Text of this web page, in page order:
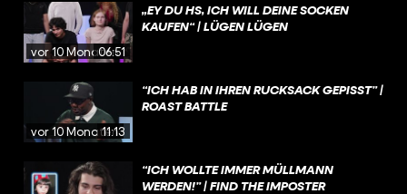
vor 10 Monaten
06:51
„EY DU HS, ICH WILL DEINE SOCKEN
KAUFEN“ | LÜGEN LÜGEN
vor 10 Monaten
11:13
“ICH HAB IN IHREN RUCKSACK GEPISST” |
ROAST BATTLE
“ICH WOLLTE IMMER MÜLLMANN
WERDEN!” | FIND THE IMPOSTER